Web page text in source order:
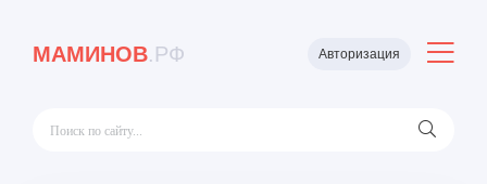
МАМИНОВ.РФ Авторизация